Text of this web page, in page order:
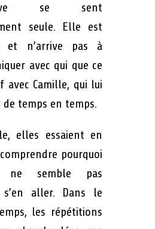
se sent
seule. Elle est
et n’arrive pas à
avec qui que ce
avec Camille, qui lui
temps en temps.
elles essaient en
pourquoi
ne semble pas
s’en aller. Dans le
les répétitions